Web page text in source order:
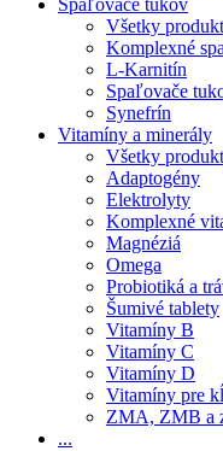
Spaľovače tukov
Všetky
Komplexné
L-Karnitín
Spaľovače
Synefrín
Vitamíny a minerály
Všetky
Adaptogény
Elektrolyty
Komplexné
Magnéziá
Omega
Probiotiká a
Šumivé tablety
Vitamíny B
Vitamíny C
Vitamíny D
Vitamíny pre
ZMA, ZMB a
...